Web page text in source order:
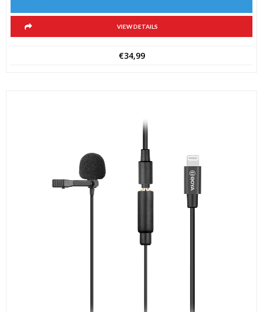
VIEW DETAILS
€34,99